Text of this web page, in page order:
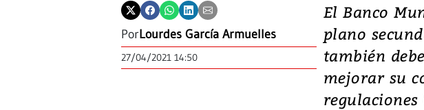
PorLourdes García Armuelles
27/04/2021 14:50
El Banco
plano
también
mejorar su